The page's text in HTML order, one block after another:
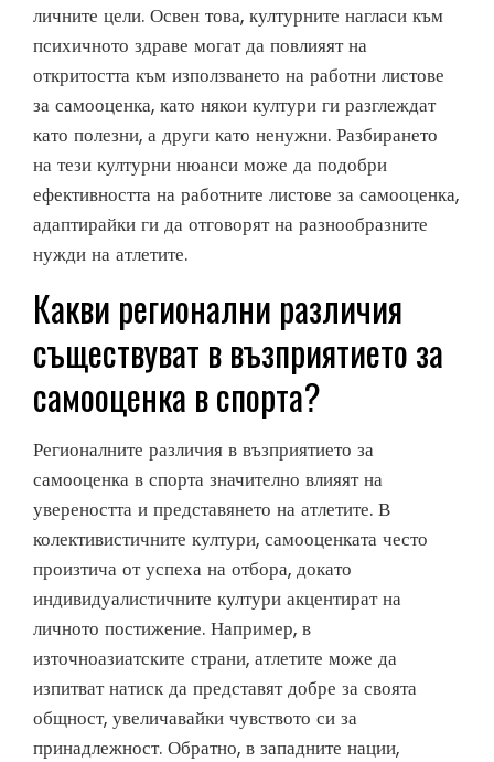
личните цели. Освен това, културните нагласи към
психичното здраве могат да повлияят на
откритостта към използването на работни листове
за самооценка, като някои култури ги разглеждат
като полезни, а други като ненужни. Разбирането
на тези културни нюанси може да подобри
ефективността на работните листове за самооценка,
адаптирайки ги да отговорят на разнообразните
нужди на атлетите.
Какви регионални различия
съществуват в възприятието за
самооценка в спорта?
Регионалните различия в възприятието за
самооценка в спорта значително влияят на
увереността и представянето на атлетите. В
колективистичните култури, самооценката често
произтича от успеха на отбора, докато
индивидуалистичните култури акцентират на
личното постижение. Например, в
източноазиатските страни, атлетите може да
изпитват натиск да представят добре за своята
общност, увеличавайки чувството си за
принадлежност. Обратно, в западните нации,